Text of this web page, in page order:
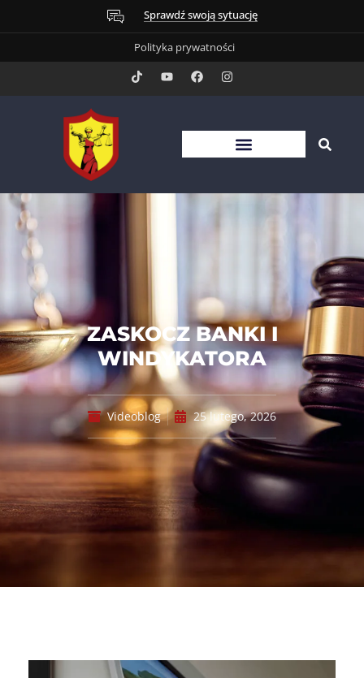
Sprawdź swoją sytuację
Polityka prywatności
ZASKOCZ BANKI I
WINDYKATORA
Videoblog 25 lutego, 2026